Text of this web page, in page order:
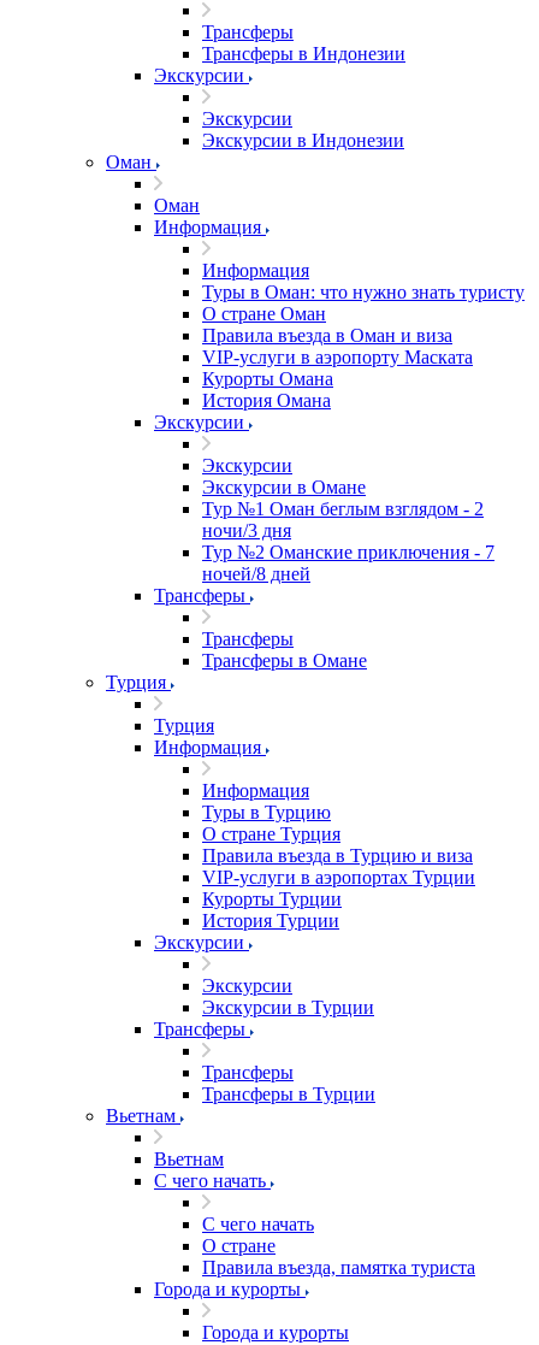
Трансферы
Трансферы в Индонезии
Экскурсии
Экскурсии
Экскурсии в Индонезии
Оман
Оман
Информация
Информация
Туры в Оман: что нужно знать туристу
О стране Оман
Правила въезда в Оман и виза
VIP-услуги в аэропорту Маската
Курорты Омана
История Омана
Экскурсии
Экскурсии
Экскурсии в Омане
Тур №1 Оман беглым взглядом - 2
ночи/3 дня
Тур №2 Оманские приключения - 7
ночей/8 дней
Трансферы
Трансферы
Трансферы в Омане
Турция
Турция
Информация
Информация
Туры в Турцию
О стране Турция
Правила въезда в Турцию и виза
VIP-услуги в аэропортах Турции
Курорты Турции
История Турции
Экскурсии
Экскурсии
Экскурсии в Турции
Трансферы
Трансферы
Трансферы в Турции
Вьетнам
Вьетнам
С чего начать
С чего начать
О стране
Правила въезда, памятка туриста
Города и курорты
Города и курорты